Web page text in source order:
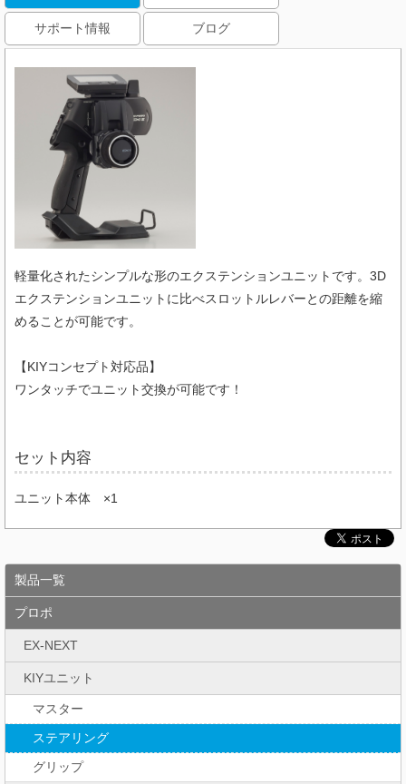
サポート情報 ブログ
軽量化されたシンプルな形のエクステンションユニットです。3D
エクステンションユニットに比べスロットルレバーとの距離を縮
めることが可能です。
【KIYコンセプト対応品】
ワンタッチでユニット交換が可能です！
セット内容
ユニット本体 ×1
製品一覧
プロポ
EX-NEXT
KIYユニット
マスター
ステアリング
グリップ